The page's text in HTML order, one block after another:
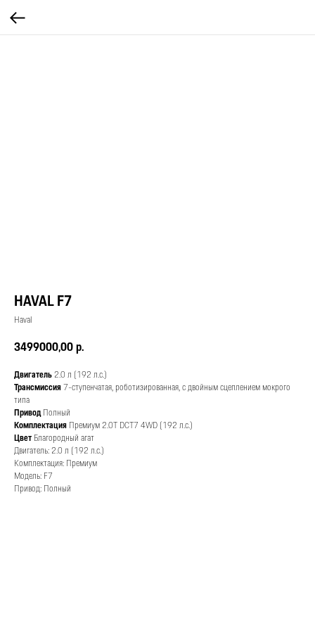
HAVAL F7
Haval
3499000,00р.
Двигатель2.0 л (192 л.с.)
Трансмиссия7-ступенчатая, роботизированная, с двойным сцеплением мокрого
типа
ПриводПолный
Комплектация Премиум 2.0T DCT7 4WD (192 л.с.)
Цвет Благородный агат
Двигатель: 2.0 л (192 л.с.)
Комплектация: Премиум
Модель: F7
Привод: Полный